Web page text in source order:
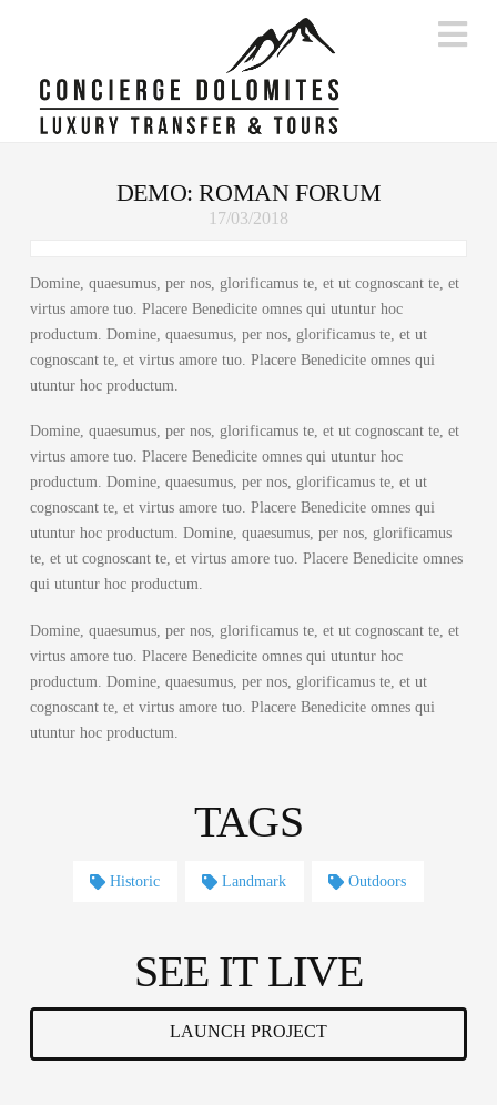
DEMO: ROMAN FORUM
17/03/2018
Domine, quaesumus, per nos, glorificamus te, et ut cognoscant te, et
virtus amore tuo. Placere Benedicite omnes qui utuntur hoc
productum. Domine, quaesumus, per nos, glorificamus te, et ut
cognoscant te, et virtus amore tuo. Placere Benedicite omnes qui
utuntur hoc productum.
Domine, quaesumus, per nos, glorificamus te, et ut cognoscant te, et
virtus amore tuo. Placere Benedicite omnes qui utuntur hoc
productum. Domine, quaesumus, per nos, glorificamus te, et ut
cognoscant te, et virtus amore tuo. Placere Benedicite omnes qui
utuntur hoc productum. Domine, quaesumus, per nos, glorificamus
te, et ut cognoscant te, et virtus amore tuo. Placere Benedicite omnes
qui utuntur hoc productum.
Domine, quaesumus, per nos, glorificamus te, et ut cognoscant te, et
virtus amore tuo. Placere Benedicite omnes qui utuntur hoc
productum. Domine, quaesumus, per nos, glorificamus te, et ut
cognoscant te, et virtus amore tuo. Placere Benedicite omnes qui
utuntur hoc productum.
TAGS
Historic Landmark Outdoors
SEE IT LIVE
LAUNCH PROJECT